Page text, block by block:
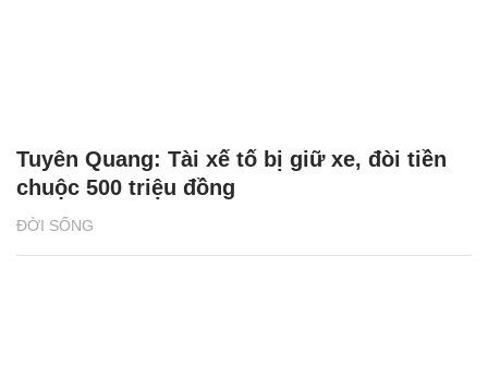
ĐỜI SỐNG
Tuyên Quang: Tài xế tố bị giữ xe, đòi tiền
chuộc 500 triệu đồng